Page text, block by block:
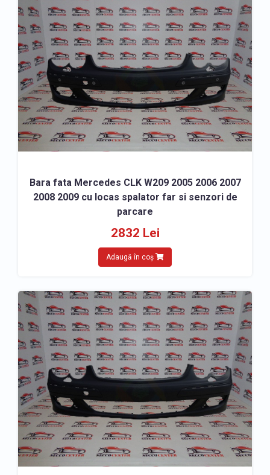
Bara fata Mercedes CLK W209 2005 2006 2007
2008 2009 cu locas spalator far si senzori de
parcare
2832 Lei
Adaugă în coș